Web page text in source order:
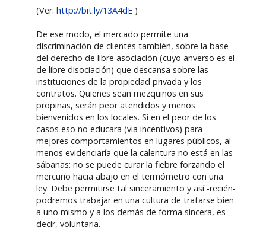
(Ver:http://bit.ly/13A4dE )
De ese modo, el mercado permite una
discriminación de clientes también, sobre la base
del derecho de libre asociación (cuyo anverso es el
de libre disociación) que descansa sobre las
instituciones de la propiedad privada y los
contratos. Quienes sean mezquinos en sus
propinas, serán peor atendidos y menos
bienvenidos en los locales. Si en el peor de los
casos eso no educara (via incentivos) para
mejores comportamientos en lugares públicos, al
menos evidenciaría que la calentura no está en las
sábanas: no se puede curar la fiebre forzando el
mercurio hacia abajo en el termómetro con una
ley. Debe permitirse tal sinceramiento y así -recién-
podremos trabajar en una cultura de tratarse bien
a uno mismo y a los demás de forma sincera, es
decir, voluntaria.